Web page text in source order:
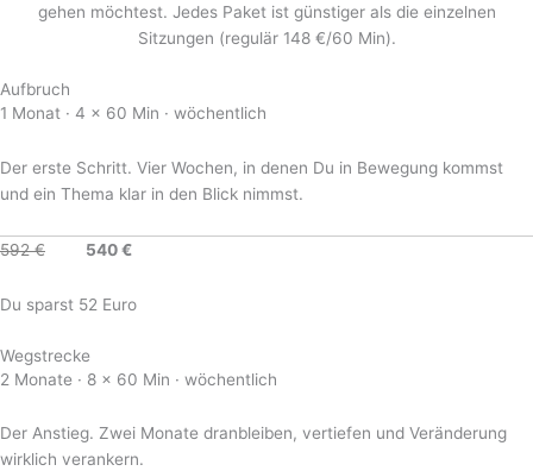
gehen möchtest. Jedes Paket ist günstiger als die einzelnen
Sitzungen (regulär 148 €/60 Min).
Aufbruch
1 Monat · 4 × 60 Min · wöchentlich
Der erste Schritt. Vier Wochen, in denen Du in Bewegung kommst
und ein Thema klar in den Blick nimmst.
592 € 540 €
Du sparst 52 Euro
Wegstrecke
2 Monate · 8 × 60 Min · wöchentlich
Der Anstieg. Zwei Monate dranbleiben, vertiefen und Veränderung
wirklich verankern.